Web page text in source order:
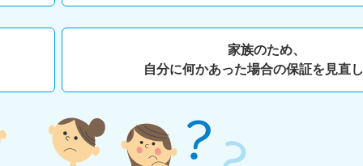
家族のため、
自分に何かあった場合の保証を見直